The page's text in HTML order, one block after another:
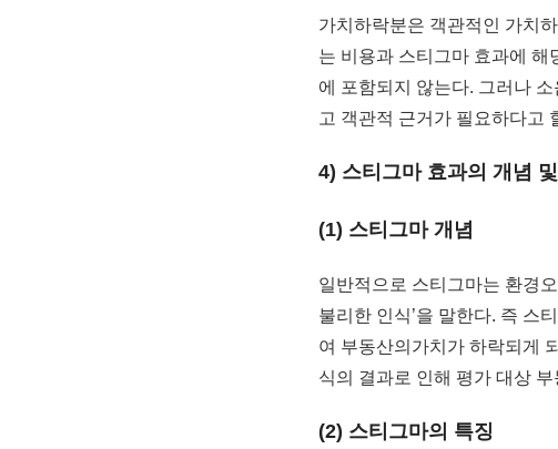
가치하락분은 객관적인 가치
는 비용과 스티그마 효과에
에 포함되지 않는다. 그러나
고 객관적 근거가 필요하다고
4) 스티그마 효과의 개념
(1) 스티그마 개념
일반적으로 스티그마는 환경
불리한 인식’을 말한다. 즉 스
여 부동산의가치가 하락되게
식의 결과로 인해 평가 대상
(2) 스티그마의 특징